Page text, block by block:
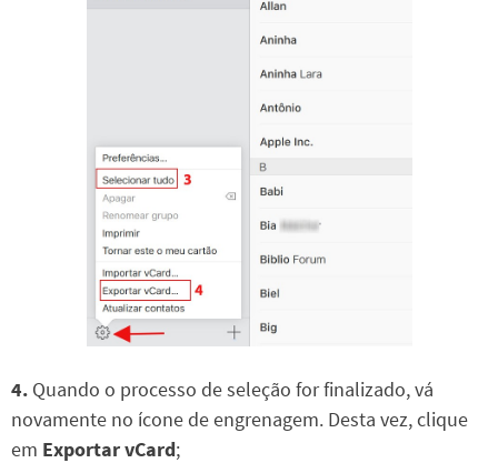
4. Quando o processo de seleção for finalizado, vá
novamente no ícone de engrenagem. Desta vez, clique
em Exportar vCard;